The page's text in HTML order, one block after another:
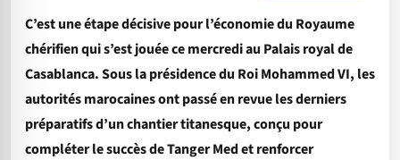
C’est une étape décisive pour l’économie du Royaume
chérifien qui s’est jouée ce mercredi au Palais royal de
Casablanca. Sous la présidence du Roi Mohammed VI, les
autorités marocaines ont passé en revue les derniers
préparatifs d’un chantier titanesque, conçu pour
compléter le succès de Tanger Med et renforcer